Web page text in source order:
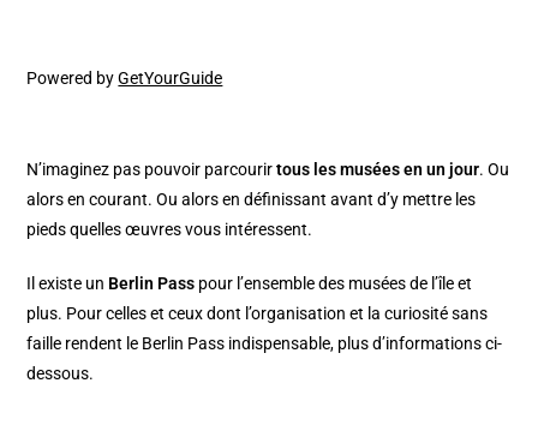
Powered byGetYourGuide
N’imaginez pas pouvoir parcourirtous les musées en un jour. Ou
alors en courant. Ou alors en définissant avant d’y mettre les
pieds quelles œuvres vous intéressent.
Il existe un Berlin Pass pour l’ensemble des musées de l’île et
plus. Pour celles et ceux dont l’organisation et la curiosité sans
faille rendent le Berlin Pass indispensable, plus d’informations ci-
dessous.